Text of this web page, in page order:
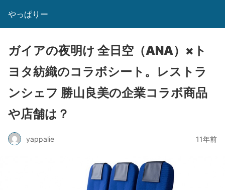
やっぱりー
ガイアの夜明け 全日空（ANA）×ト
ヨタ紡織のコラボシート。レストラ
ンシェフ 勝山良美の企業コラボ商品
や店舗は？
yappalie 11年前